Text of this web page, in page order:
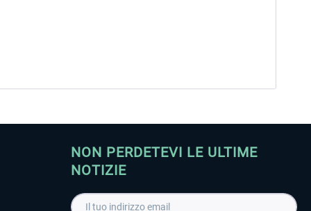
NON PERDETEVI LE ULTIME
NOTIZIE